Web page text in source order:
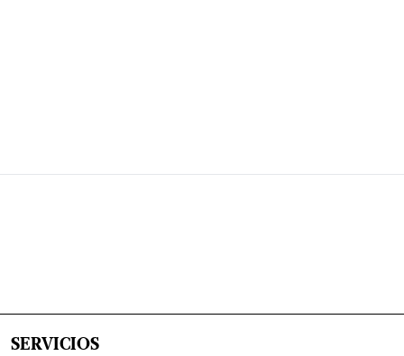
SERVICIOS